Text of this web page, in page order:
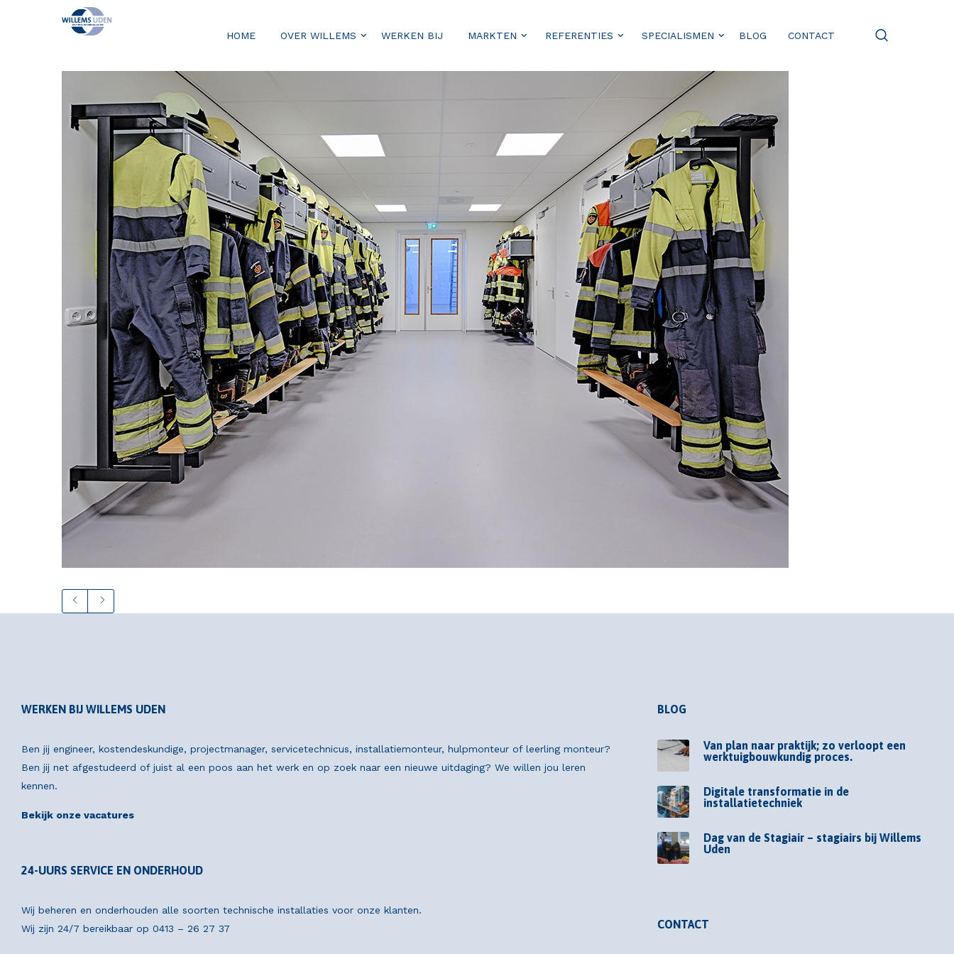
HOME OVER WILLEMS WERKEN BIJ MARKTEN REFERENTIES SPECIALISMEN BLOG CONTACT
WERKEN BIJ WILLEMS UDEN
Ben jij engineer, kostendeskundige, projectmanager, servicetechnicus, installatiemonteur, hulpmonteur of leerling monteur?
Ben jij net afgestudeerd of juist al een poos aan het werk en op zoek naar een nieuwe uitdaging? We willen jou leren
kennen.
Bekijk onze vacatures
24-UURS SERVICE EN ONDERHOUD
Wij beheren en onderhouden alle soorten technische installaties voor onze klanten.
Wij zijn 24/7 bereikbaar op 0413 – 26 27 37
BLOG
Van plan naar praktijk; zo verloopt een
werktuigbouwkundig proces.
Digitale transformatie in de
installatietechniek
Dag van de Stagiair – stagiairs bij Willems
Uden
CONTACT